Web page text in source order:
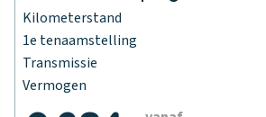
Kilometerstand
1e tenaamstelling
Transmissie
Vermogen